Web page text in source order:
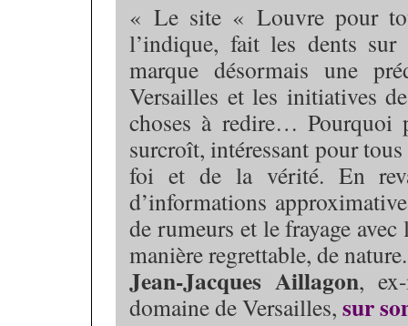
« Le site « Louvre pour
l’indique, fait les dents
marque désormais une
Versailles et les initiatives
choses à redire…
surcroît, intéressant pour
foi et de la vérité. En
d’informations
de rumeurs et le frayage
manière regrettable, de
Jean-Jacques Aillagon,
domaine de Versailles, sur